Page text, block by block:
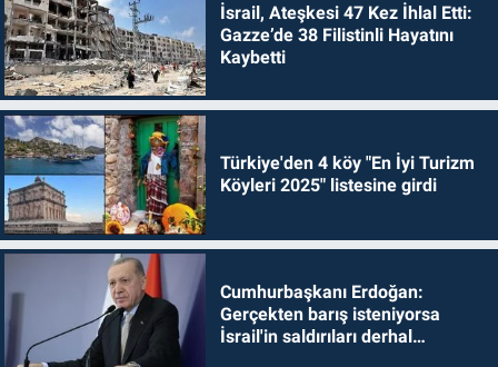
İsrail, Ateşkesi 47 Kez İhlal Etti:
Gazze’de 38 Filistinli Hayatını
Kaybetti
Türkiye'den 4 köy "En İyi Turizm
Köyleri 2025" listesine girdi
Cumhurbaşkanı Erdoğan:
Gerçekten barış isteniyorsa
İsrail'in saldırıları derhal